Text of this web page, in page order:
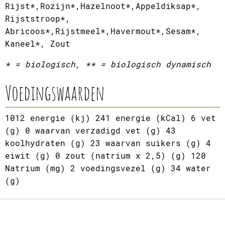
Rijst*,Rozijn*,Hazelnoot*,Appeldiksap*,
Rijststroop*,
Abricoos*,Rijstmeel*,Havermout*,Sesam*,
Kaneel*, Zout
* = biologisch, ** = biologisch dynamisch
Voedingswaarden
1012 energie (kj) 241 energie (kCal) 6 vet
(g) 0 waarvan verzadigd vet (g) 43
koolhydraten (g) 23 waarvan suikers (g) 4
eiwit (g) 0 zout (natrium x 2,5) (g) 120
Natrium (mg) 2 voedingsvezel (g) 34 water
(g)